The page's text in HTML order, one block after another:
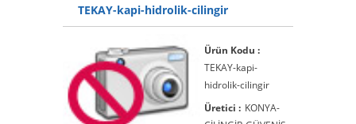
TEKAY-kapi-hidrolik-cilingir
Ürün Kodu :
TEKAY-kapi-
hidrolik-cilingir
Üretici : KONYA-